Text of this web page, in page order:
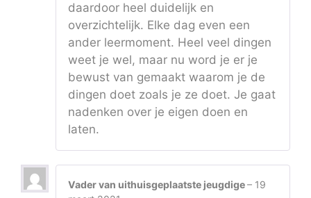
daardoor heel duidelijk en
overzichtelijk. Elke dag even een
ander leermoment. Heel veel dingen
weet je wel, maar nu word je er je
bewust van gemaakt waarom je de
dingen doet zoals je ze doet. Je gaat
nadenken over je eigen doen en
laten.
Vader van uithuisgeplaatste jeugdige– 19